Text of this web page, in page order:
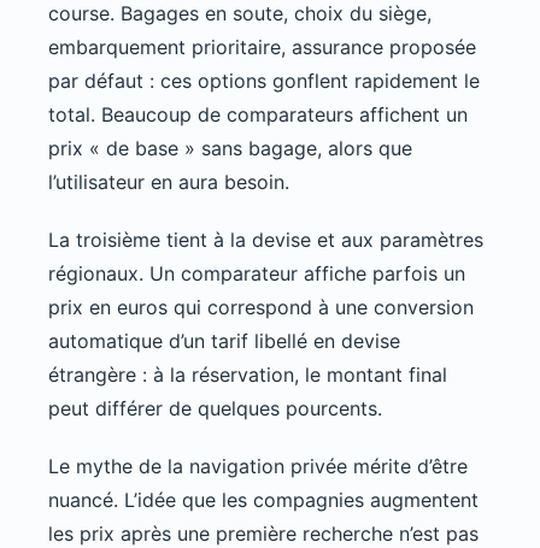
course. Bagages en soute, choix du siège,
embarquement prioritaire, assurance proposée
par défaut : ces options gonflent rapidement le
total. Beaucoup de comparateurs affichent un
prix « de base » sans bagage, alors que
l’utilisateur en aura besoin.
La troisième tient à la devise et aux paramètres
régionaux. Un comparateur affiche parfois un
prix en euros qui correspond à une conversion
automatique d’un tarif libellé en devise
étrangère : à la réservation, le montant final
peut différer de quelques pourcents.
Le mythe de la navigation privée mérite d’être
nuancé. L’idée que les compagnies augmentent
les prix après une première recherche n’est pas